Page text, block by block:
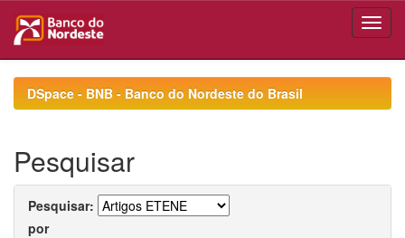
navigationDSpace - BNB - Banco do Nordeste do Brasil
Pesquisar
Pesquisar:
por